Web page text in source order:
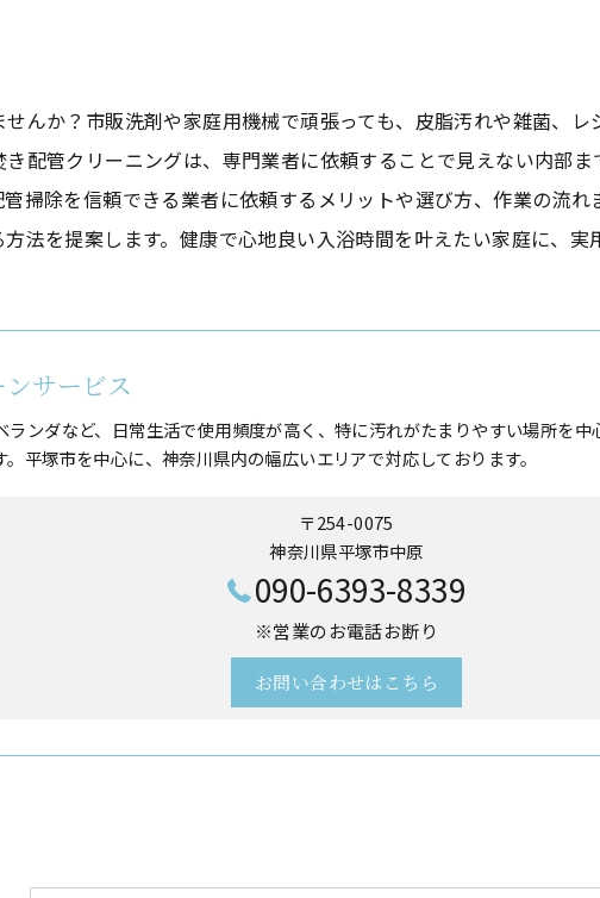
んか？市販洗剤や家庭用機械で頑張っても、皮脂汚れや雑菌、
配管クリーニングは、専門業者に依頼することで見えない内部
掃除を信頼できる業者に依頼するメリットや選び方、作業の流
法を提案します。健康で心地良い入浴時間を叶えたい家庭に、実
サービス
ランダなど、日常生活で使用頻度が高く、特に汚れがたまりやすい場所を
。平塚市を中心に、神奈川県内の幅広いエリアで対応しております。
〒254-0075
神奈川県平塚市中原
090-6393-8339
※営業のお電話お断り
お問い合わせはこちら